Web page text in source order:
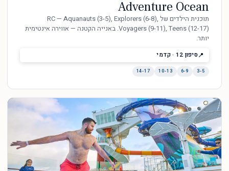
Adventure Ocean
תוכנית הילדים של RC — Aquanauts (3-5), Explorers (6-8),
Voyagers (9-11), Teens (12-17). באנייה הקטנה — אווירה אינטימית
יותר.
סיפון 12 · קדמי
3-5
6-9
10-13
14-17